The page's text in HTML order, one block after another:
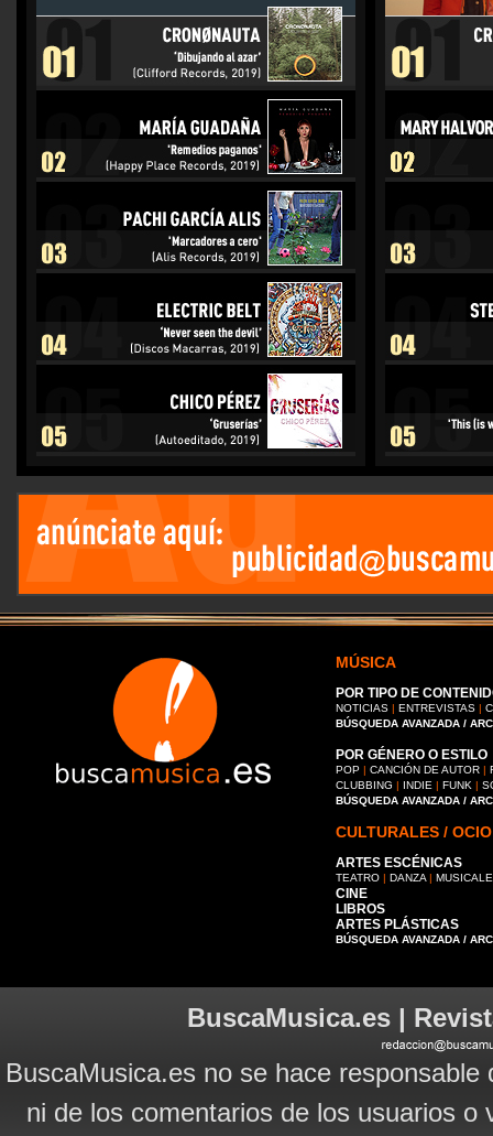
MÚSICA
POR TIPO DE
NOTICIAS | ENTREVISTAS |
BÚSQUEDA AVANZADA /
POR GÉNERO O ESTILO
POP | CANCIÓN DE AUTOR |
CLUBBING | INDIE | FUNK |
BÚSQUEDA AVANZADA /
CULTURALES / OCIO
ARTES ESCÉNICAS
TEATRO | DANZA |
CINE
LIBROS
ARTES PLÁSTICAS
BÚSQUEDA AVANZADA /
BuscaMusica.es |
BuscaMusica.es no se hace
ni de los comentarios de los usuarios